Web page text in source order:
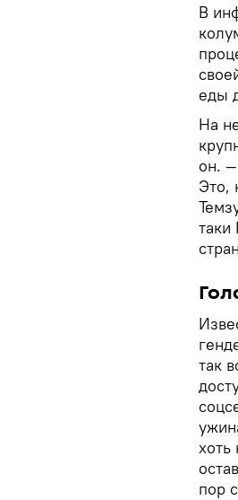
В
еды
На
он.
Это,
таки
так
хоть
пор